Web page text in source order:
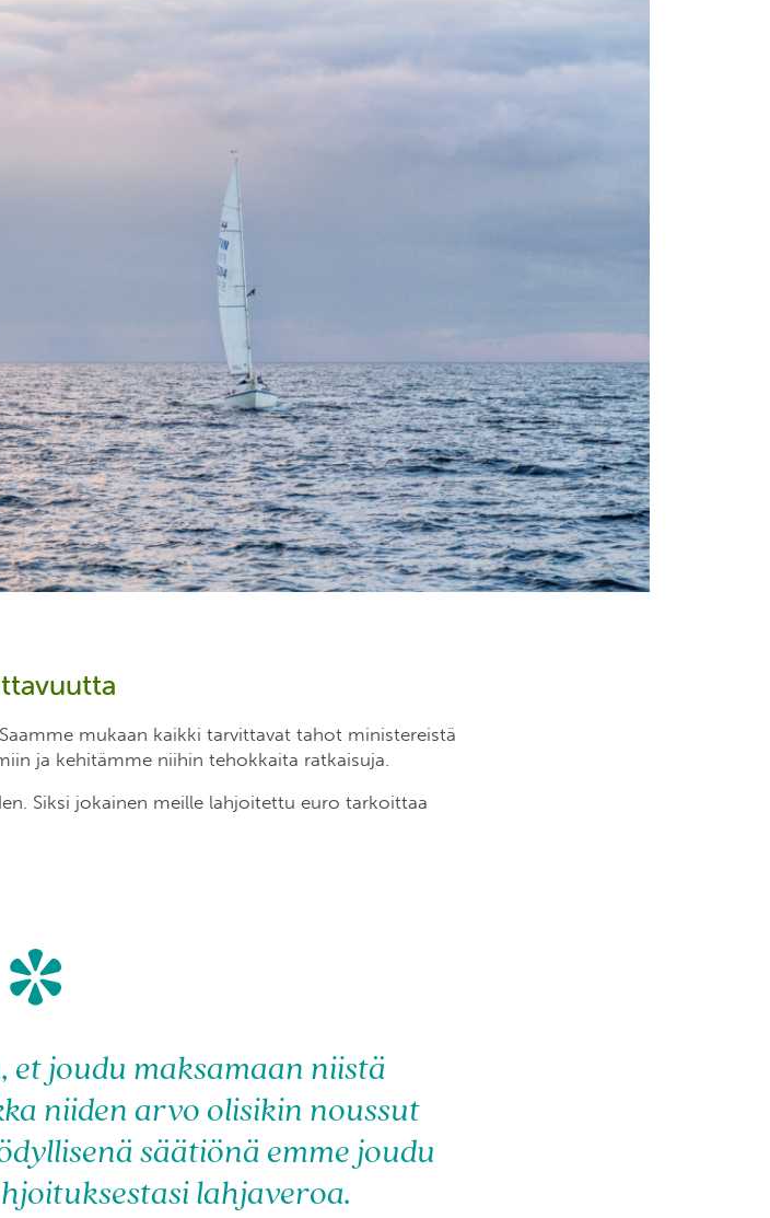
mukaan kaikki tarvittavat tahot ministereistä
ja kehitämme niihin tehokkaita ratkaisuja.
Siksi jokainen meille lahjoitettu euro tarkoittaa
*joudu maksamaan niistä
niiden arvo olisikin noussut
säätiönä emme joudu
lahjaveroa.